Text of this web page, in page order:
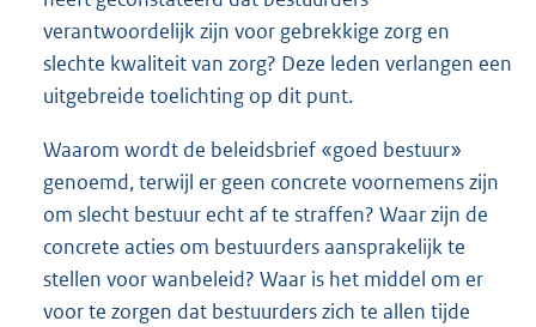
verantwoordelijk zijn voor gebrekkige zorg en
slechte kwaliteit van zorg? Deze leden verlangen een
uitgebreide toelichting op dit punt.
Waarom wordt de beleidsbrief «goed bestuur»
genoemd, terwijl er geen concrete voornemens zijn
om slecht bestuur echt af te straffen? Waar zijn de
concrete acties om bestuurders aansprakelijk te
stellen voor wanbeleid? Waar is het middel om er
voor te zorgen dat bestuurders zich te allen tijde